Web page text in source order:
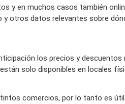
y en muchos casos también
otros datos relevantes sobre
los precios y descuentos
solo disponibles en locales
comercios, por lo tanto es